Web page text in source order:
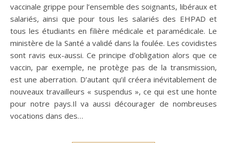
vaccinale grippe pour l’ensemble des soignants, libéraux et
salariés, ainsi que pour tous les salariés des EHPAD et
tous les étudiants en filière médicale et paramédicale. Le
ministère de la Santé a validé dans la foulée. Les covidistes
sont ravis eux-aussi. Ce principe d’obligation alors que ce
vaccin, par exemple, ne protège pas de la transmission,
est une aberration. D’autant qu’il créera inévitablement de
nouveaux travailleurs « suspendus », ce qui est une honte
pour notre pays.Il va aussi décourager de nombreuses
vocations dans des…